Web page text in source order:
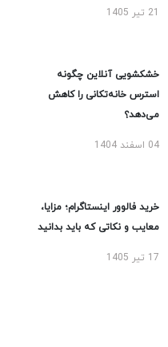
21 تیر 1405
خشکشویی آنلاین چگونه
استرس خانه‌تکانی را کاهش
می‌دهد؟
04 اسفند 1404
خرید فالوور اینستاگرام؛ مزایا،
معایب و نکاتی که باید بدانید
17 تیر 1405